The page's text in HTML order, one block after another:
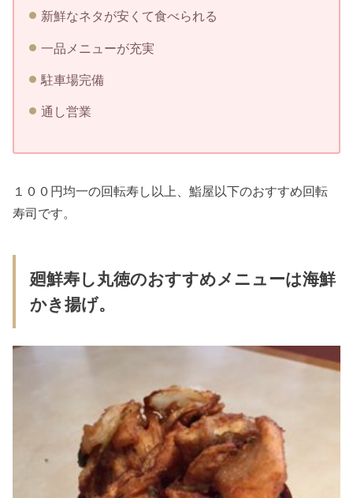
新鮮なネタが安くて食べられる
一品メニューが充実
駐車場完備
通し営業
１００円均一の回転寿し以上、鮨屋以下のおすすめ回転
寿司です。
廻鮮寿し丸徳のおすすめメニューは海鮮
かき揚げ。